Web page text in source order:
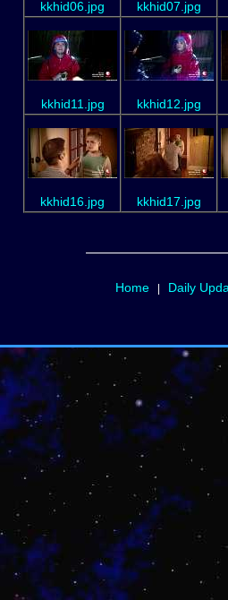
kkhid06.jpg kkhid07.jpg
kkhid11.jpg kkhid12.jpg
kkhid16.jpg kkhid17.jpg
Home| Daily